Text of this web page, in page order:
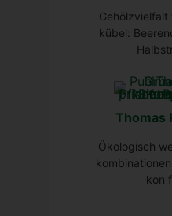
kü­bel:
Tho­mas
Öko­lo­gisch
kon